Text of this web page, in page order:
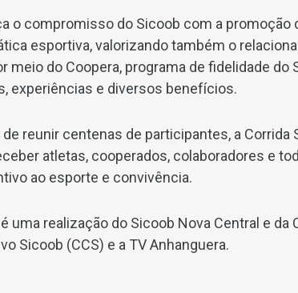
o compromisso do Sicoob com a promoção
esportiva, valorizando também o
meio do Coopera, programa de fidelidade
experiências e diversos benefícios.
reunir centenas de participantes, a
atletas, cooperados, colaboradores e
ao esporte e convivência.
uma realização do Sicoob Nova Central e
Sicoob (CCS) e a TV Anhanguera.